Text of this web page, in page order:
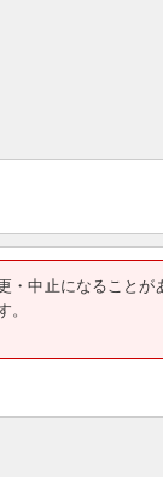
り変更・中止に